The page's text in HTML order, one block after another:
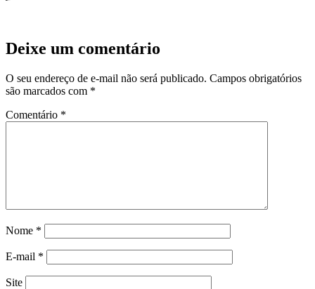
Deixe um comentário
O seu endereço de e-mail não será publicado. Campos obrigatórios
são marcados com *
Comentário *
Nome *
E-mail *
Site